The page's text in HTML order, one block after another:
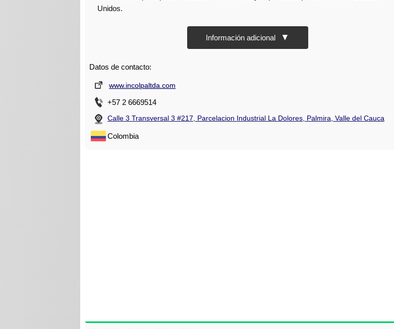
Unidos.
Datos de contacto:
www.incolpaltda.com
+57 2 6669514
Calle 3 Transversal 3 #217, Parcelacion Industrial La Dolores, Palmira, Valle del Cauca
Colombia